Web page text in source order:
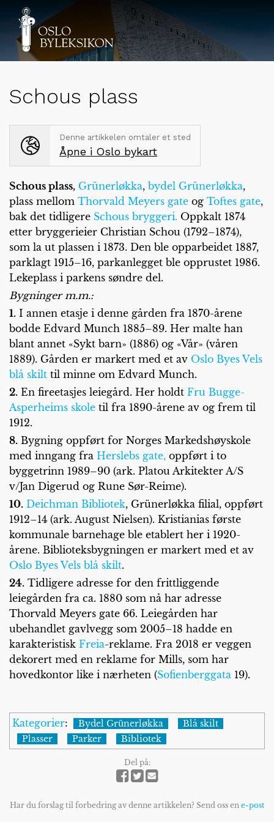
Schous plass
Denne artikkelen omtaler et sted
Åpne i Oslo bykart
Schous plass, Grünerløkka, bydel Grünerløkka,
plass mellom Thorvald Meyers gate og Toftes gate,
bak det tidligere Schous bryggeri. Oppkalt 1874
etter bryggerieier Christian Schou (1792–1874),
som la ut plassen i 1873. Den ble opparbeidet 1887,
parklagt 1915–16, parkanlegget ble opprustet 1986.
Lekeplass i parkens søndre del.
Bygninger m.m.:
1. I annen etasje i denne gården fra 1870-årene
bodde Edvard Munch 1885–89. Her malte han
blant annet «Sykt barn» (1886) og «Vår» (våren
1889). Gården er markert med et av Oslo Byes Vels
blå skilt til minne om Edvard Munch.
2. En fireetasjes leiegård. Her holdt Fru Bugge-
Asperheims skole til fra 1890-årene av og frem til
1912.
8. Bygning oppført for Norges Markedshøyskole
med inngang fra Herslebs gate, oppført i to
byggetrinn 1989–90 (ark. Platou Arkitekter A/S
v/Jan Digerud og Rune Sør-Reime).
10. Deichman Bibliotek, Grünerløkka filial, oppført
1912–14 (ark. August Nielsen). Kristianias første
kommunale barnehage ble etablert her i 1920-
årene. Biblioteksbygningen er markert med et av
Oslo Byes Vels blå skilt.
24. Tidligere adresse for den frittliggende
leiegården fra ca. 1880 som nå har adresse
Thorvald Meyers gate 66. Leiegården har
ubehandlet gavlvegg som 2005–18 hadde en
karakteristisk Freia-reklame. Fra 2018 er veggen
dekorert med en reklame for Mills, som har
hovedkontor like i nærheten (Sofienberggata 19).
Kategorier: Bydel Grünerløkka
Blå skilt
Plasser
Parker Bibliotek
Del på:
Har du forslag til forbedring av denne artikkelen? Send oss en e-post